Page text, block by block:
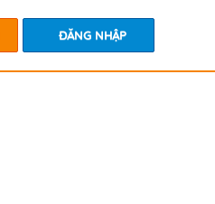
ĐĂNG NHẬP